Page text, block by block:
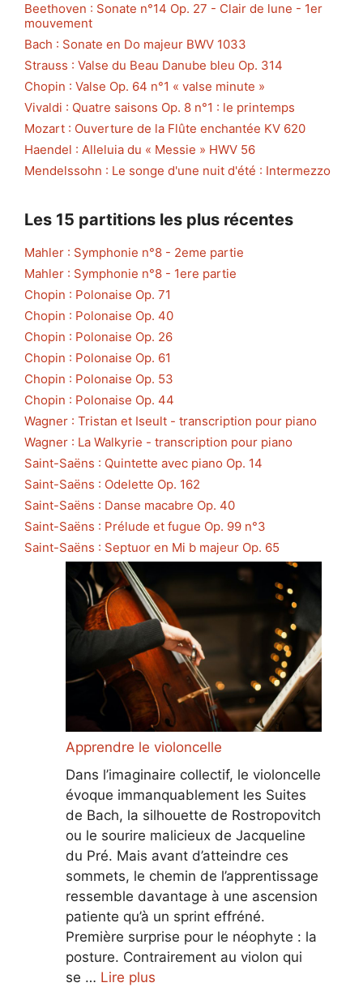
Beethoven : Sonate n°14 Op. 27 - Clair de lune - 1er
mouvement
Bach : Sonate en Do majeur BWV 1033
Strauss : Valse du Beau Danube bleu Op. 314
Chopin : Valse Op. 64 n°1 « valse minute »
Vivaldi : Quatre saisons Op. 8 n°1 : le printemps
Mozart : Ouverture de la Flûte enchantée KV 620
Haendel : Alleluia du « Messie » HWV 56
Mendelssohn : Le songe d'une nuit d'été : Intermezzo
Les 15 partitions les plus récentes
Mahler : Symphonie n°8 - 2eme partie
Mahler : Symphonie n°8 - 1ere partie
Chopin : Polonaise Op. 71
Chopin : Polonaise Op. 40
Chopin : Polonaise Op. 26
Chopin : Polonaise Op. 61
Chopin : Polonaise Op. 53
Chopin : Polonaise Op. 44
Wagner : Tristan et Iseult - transcription pour piano
Wagner : La Walkyrie - transcription pour piano
Saint-Saëns : Quintette avec piano Op. 14
Saint-Saëns : Odelette Op. 162
Saint-Saëns : Danse macabre Op. 40
Saint-Saëns : Prélude et fugue Op. 99 n°3
Saint-Saëns : Septuor en Mi b majeur Op. 65
Apprendre le violoncelle
Dans l’imaginaire collectif, le violoncelle
évoque immanquablement les Suites
de Bach, la silhouette de Rostropovitch
ou le sourire malicieux de Jacqueline
du Pré. Mais avant d’atteindre ces
sommets, le chemin de l’apprentissage
ressemble davantage à une ascension
patiente qu’à un sprint effréné.
Première surprise pour le néophyte : la
posture. Contrairement au violon qui
se … Lire plus